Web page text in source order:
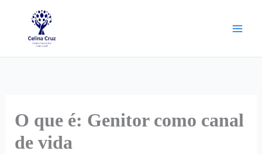
O que é: Genitor como canal
de vida